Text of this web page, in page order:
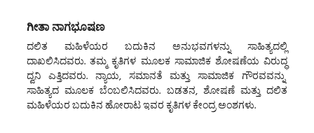
ಗೀತಾ ನಾಗಭೂಷಣ
ದಲಿತ ಮಹಿಳೆಯರ ಬದುಕಿನ ಅನುಭವಗಳನ್ನು ಸಾಹಿತ್ಯದಲ್ಲಿ
ದಾಖಲಿಸಿದವರು. ತಮ್ಮ ಕೃತಿಗಳ ಮೂಲಕ ಸಾಮಾಜಿಕ ಶೋಷಣೆಯ ವಿರುದ್ಧ
ದ್ವನಿ ಎತ್ತಿದವರು. ನ್ಯಾಯ, ಸಮಾನತೆ ಮತ್ತು ಸಾಮಾಜಿಕ ಗೌರವವನ್ನು
ಸಾಹಿತ್ಯದ ಮೂಲಕ ಬೆಂಬಲಿಸಿದವರು. ಬಡತನ, ಶೋಷಣೆ ಮತ್ತು ದಲಿತ
ಮಹಿಳೆಯರ ಬದುಕಿನ ಹೋರಾಟ ಇವರ ಕೃತಿಗಳ ಕೇಂದ್ರ ಅಂಶಗಳು.